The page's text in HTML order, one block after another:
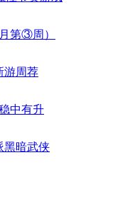
第③周）
游周荐
中有升
黑暗武侠